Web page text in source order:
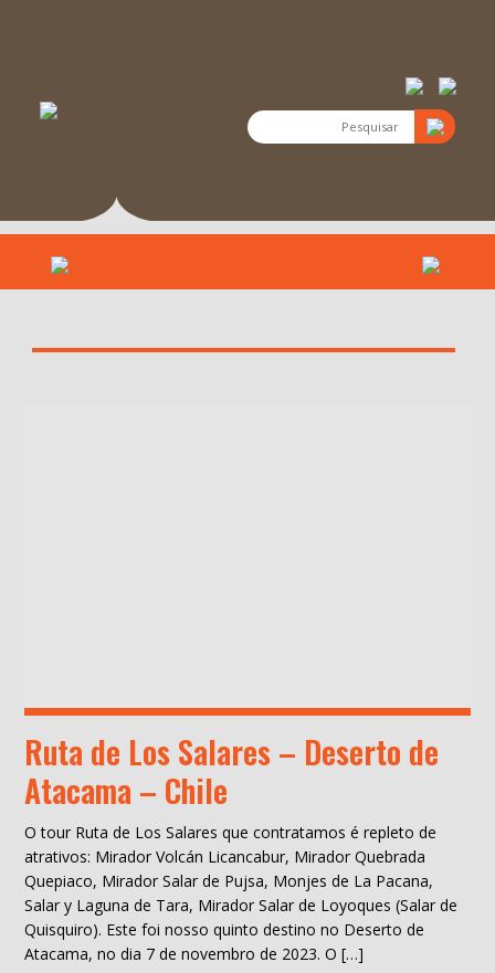
Ruta de Los Salares – Deserto de
Atacama – Chile
O tour Ruta de Los Salares que contratamos é repleto de
atrativos: Mirador Volcán Licancabur, Mirador Quebrada
Quepiaco, Mirador Salar de Pujsa, Monjes de La Pacana,
Salar y Laguna de Tara, Mirador Salar de Loyoques (Salar de
Quisquiro). Este foi nosso quinto destino no Deserto de
Atacama, no dia 7 de novembro de 2023. O […]